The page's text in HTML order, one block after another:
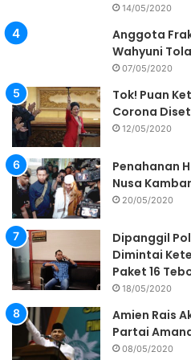
14/05/2020
Anggota
Wahyuni
07/05/2020
Tok! Puan
Corona
12/05/2020
Penahanan
Nusa
20/05/2020
Dipanggil
Dimintai
Paket 16
18/05/2020
Amien Rais
Partai
08/05/2020